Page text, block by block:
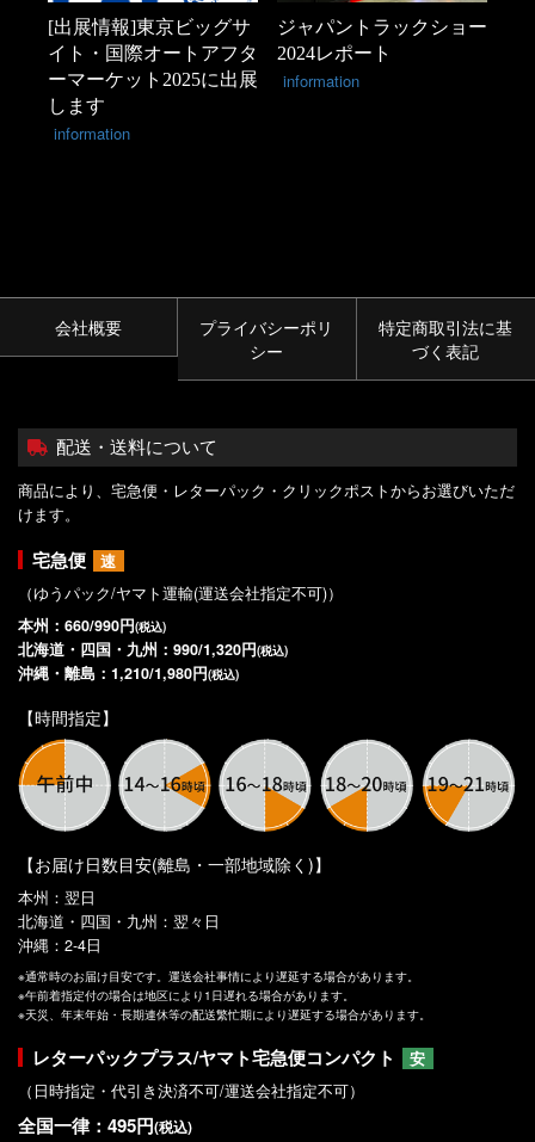
[出展情報]東京ビッグサ
イト・国際オートアフタ
ーマーケット2025に出展
します
information
ジャパントラックショー
2024レポート
information
会社概要
プライバシーポリ
シー
特定商取引法に基
づく表記
配送・送料について
商品により、宅急便・レターパック・クリックポストからお選びいただ
けます。
宅急便
速
（ゆうパック/ヤマト運輸(運送会社指定不可)）
本州：660/990円(税込)
北海道・四国・九州：990/1,320円(税込)
沖縄・離島：1,210/1,980円(税込)
【時間指定】
【お届け日数目安(離島・一部地域除く)】
本州：翌日
北海道・四国・九州：翌々日
沖縄：2-4日
※通常時のお届け目安です。運送会社事情により遅延する場合があります。
※午前着指定付の場合は地区により1日遅れる場合があります。
※天災、年末年始・長期連休等の配送繁忙期により遅延する場合があります。
レターパックプラス/ヤマト宅急便コンパクト
安
（日時指定・代引き決済不可/運送会社指定不可）
全国一律：495円(税込)